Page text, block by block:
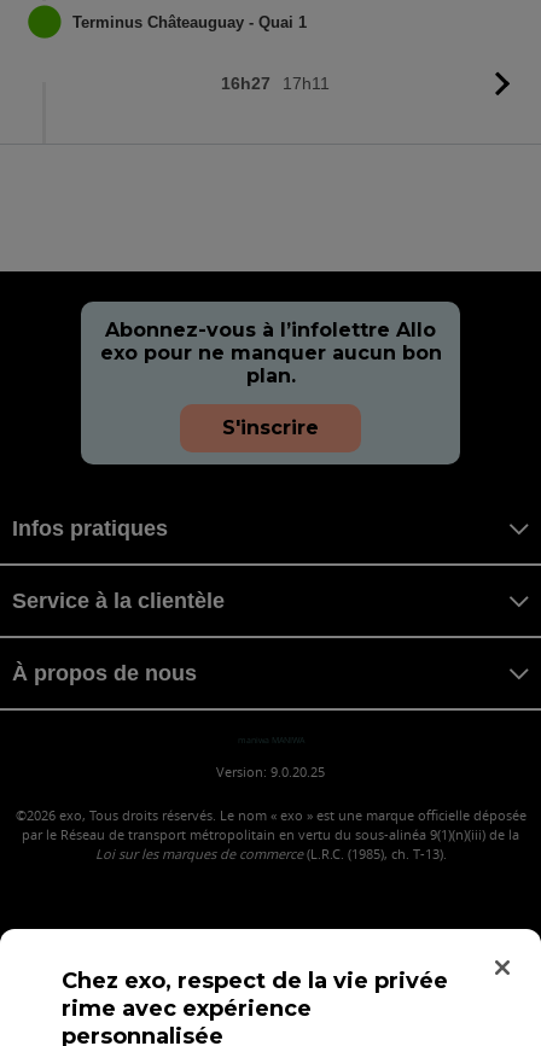
Terminus Châteauguay - Quai 1
16h27 17h11
Abonnez-vous à l’infolettre Allo
exo pour ne manquer aucun bon
plan.
S'inscrire
Infos pratiques
Service à la clientèle
À propos de nous
maniwa MANIWA
Version: 9.0.20.25
©2026 exo, Tous droits réservés. Le nom « exo » est une marque officielle déposée
par le Réseau de transport métropolitain en vertu du sous-alinéa 9(1)(n)(iii) de la
Loi sur les marques de commerce(L.R.C. (1985), ch. T-13).
Chez exo, respect de la vie privée
rime avec expérience
personnalisée